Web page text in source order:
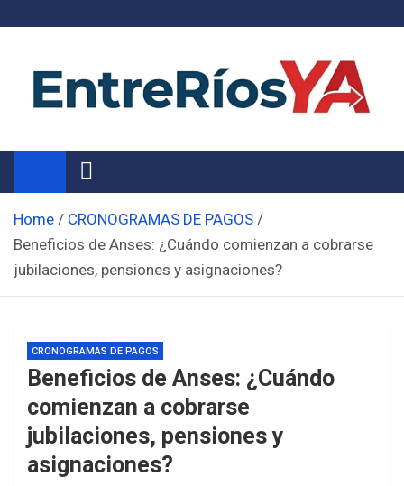
Noticias de Entre Ríos
Información de toda la provincia ahora
Home
CRONOGRAMAS DE PAGOS
Beneficios de Anses: ¿Cuándo comienzan a cobrarse
jubilaciones, pensiones y asignaciones?
CRONOGRAMAS DE PAGOS
Beneficios de Anses: ¿Cuándo
comienzan a cobrarse
jubilaciones, pensiones y
asignaciones?